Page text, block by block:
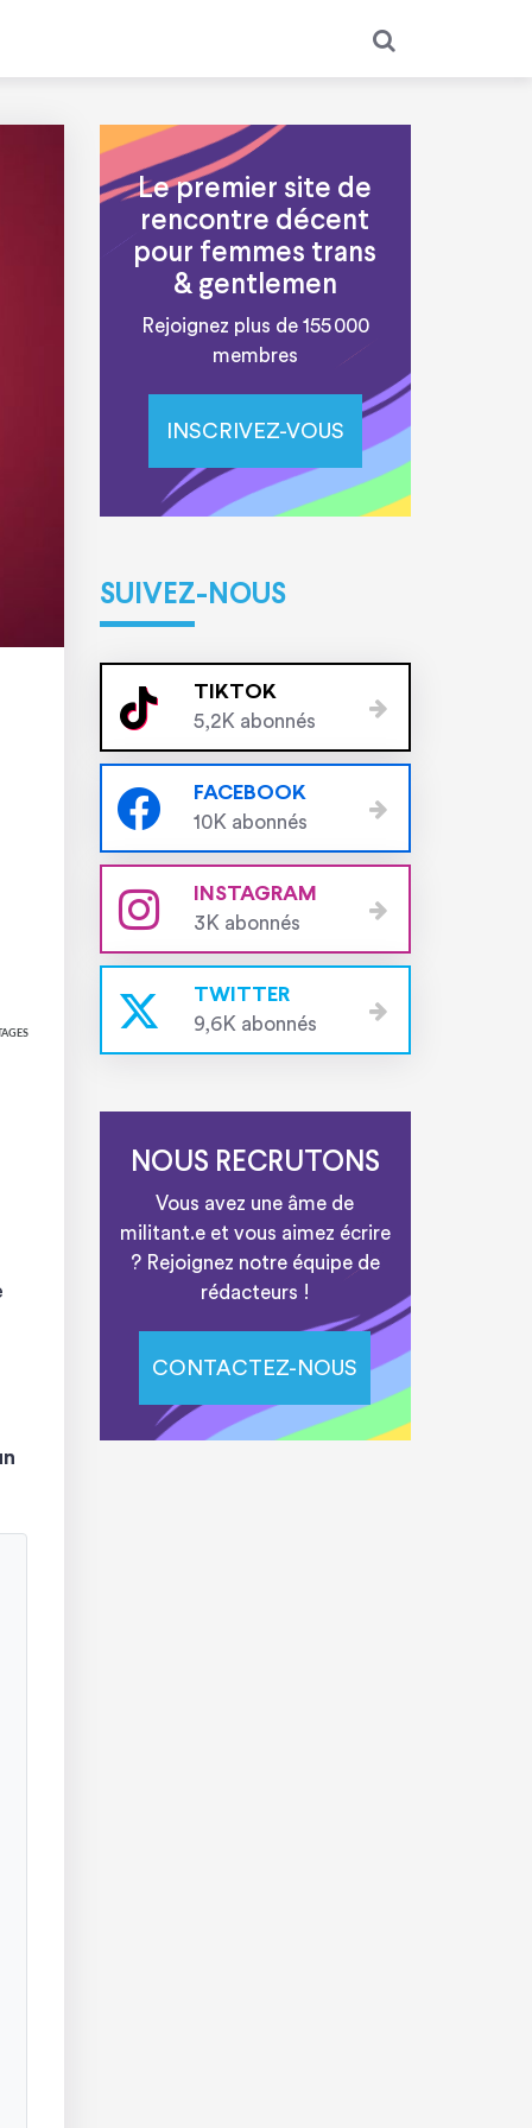
Le premier site de
rencontre décent
pour femmes trans
& gentlemen
Rejoignez plus de 155 000
membres
INSCRIVEZ-VOUS
SUIVEZ-NOUS
TIKTOK
5,2K abonnés
FACEBOOK
10K abonnés
INSTAGRAM
3K abonnés
TWITTER
9,6K abonnés
NOUS RECRUTONS
Vous avez une âme de
militant.e et vous aimez écrire
? Rejoignez notre équipe de
rédacteurs !
CONTACTEZ-NOUS